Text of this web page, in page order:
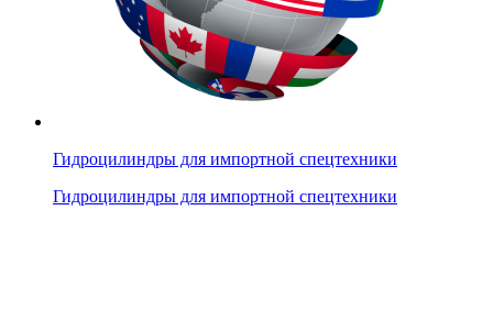
Гидроцилиндры для импортной спецтехники
Гидроцилиндры для импортной спецтехники